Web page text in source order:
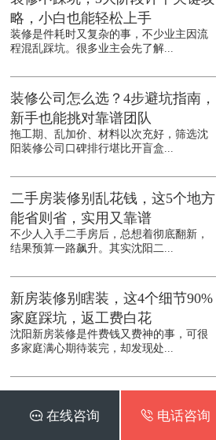
略，小白也能轻松上手
装修是件耗时又复杂的事，不少业主因流
程混乱踩坑。很多业主会先了解...
装修公司怎么选？4步避坑指南，
新手也能挑对靠谱团队
拖工期、乱加价、材料以次充好，筛选沈
阳装修公司口碑排行堪比开盲盒...
二手房装修别乱花钱，这5个地方
能省则省，实用又靠谱
不少人入手二手房后，总想着彻底翻新，
结果预算一路飙升。其实沈阳二...
新房装修别瞎装，这4个细节90%
家庭踩坑，返工费白花
沈阳新房装修是件费钱又费神的事，可很
多家庭满心期待装完，却发现处...
成本90%业主都踩过
 在线咨询  电话咨询